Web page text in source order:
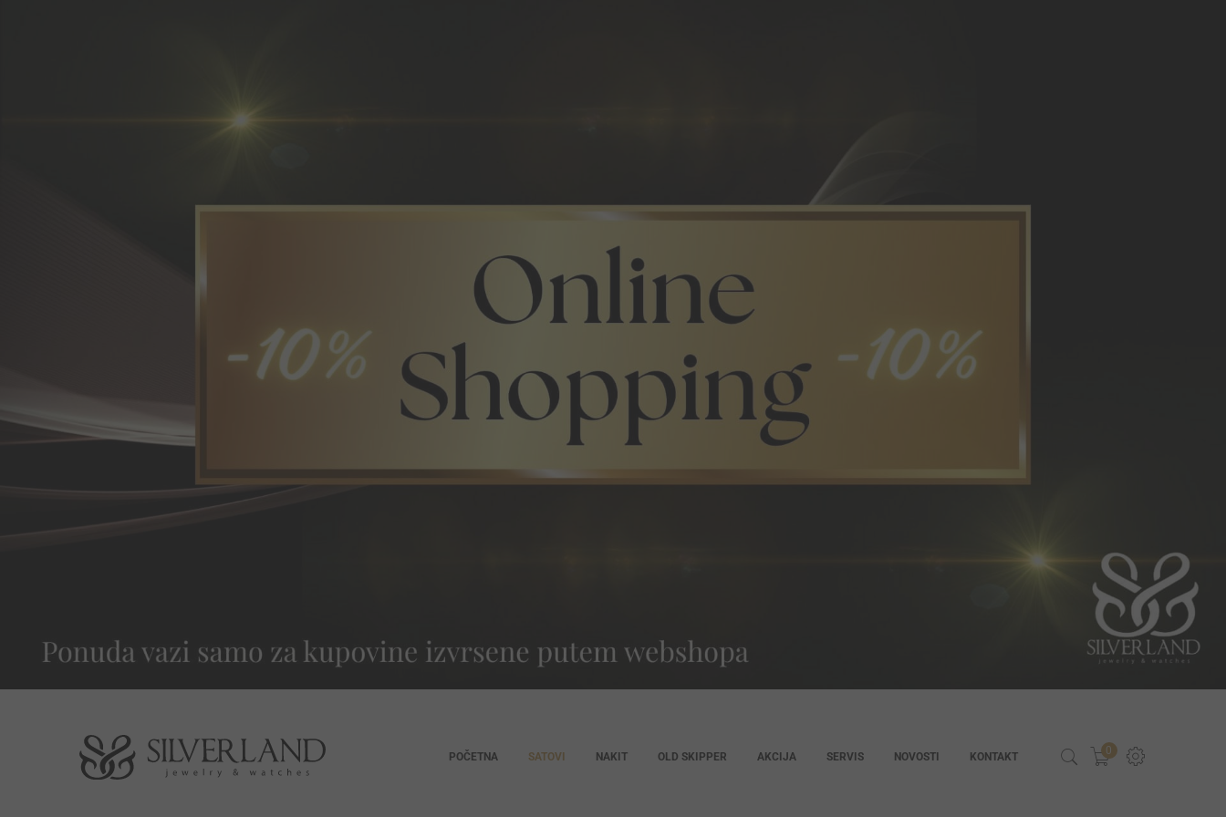
POČETNA SATOVI NAKIT OLD SKIPPER AKCIJA SERVIS NOVOSTI KONTAKT 0